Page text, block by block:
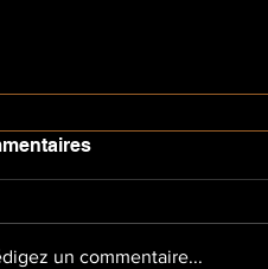
un commentaire...